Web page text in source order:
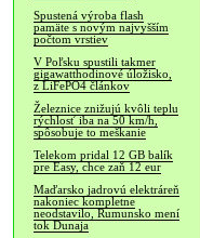
Spustená výroba flash
pamäte s novým najvyšším
počtom vrstiev
V Poľsku spustili takmer
gigawatthodinové úložisko,
z LiFePO4 článkov
Železnice znižujú kvôli teplu
rýchlosť iba na 50 km/h,
spôsobuje to meškanie
Telekom pridal 12 GB balík
pre Easy, chce zaň 12 eur
Maďarsko jadrovú elektráreň
nakoniec kompletne
neodstavilo, Rumunsko mení
tok Dunaja